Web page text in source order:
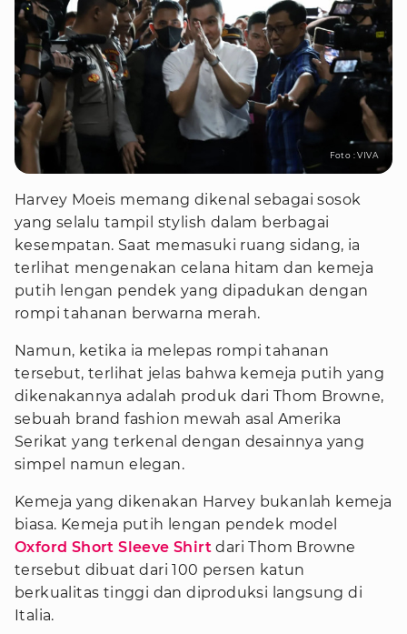
Foto : VIVA
Harvey Moeis memang dikenal sebagai sosok
yang selalu tampil stylish dalam berbagai
kesempatan. Saat memasuki ruang sidang, ia
terlihat mengenakan celana hitam dan kemeja
putih lengan pendek yang dipadukan dengan
rompi tahanan berwarna merah.
Namun, ketika ia melepas rompi tahanan
tersebut, terlihat jelas bahwa kemeja putih yang
dikenakannya adalah produk dari Thom Browne,
sebuah brand fashion mewah asal Amerika
Serikat yang terkenal dengan desainnya yang
simpel namun elegan.
Kemeja yang dikenakan Harvey bukanlah kemeja
biasa. Kemeja putih lengan pendek model
Oxford Short Sleeve Shirt dari Thom Browne
tersebut dibuat dari 100 persen katun
berkualitas tinggi dan diproduksi langsung di
Italia.